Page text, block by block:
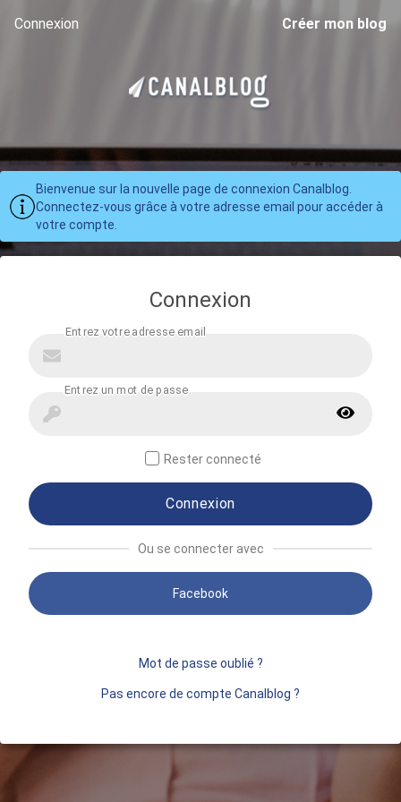
Connexion Créer mon blog
Bienvenue sur la nouvelle page de connexion Canalblog.
Connectez-vous grâce à votre adresse email pour accéder à
votre compte.
Connexion
Rester connecté
Connexion
Ou se connecter avec
Facebook
Mot de passe oublié ?
Pas encore de compte Canalblog ?